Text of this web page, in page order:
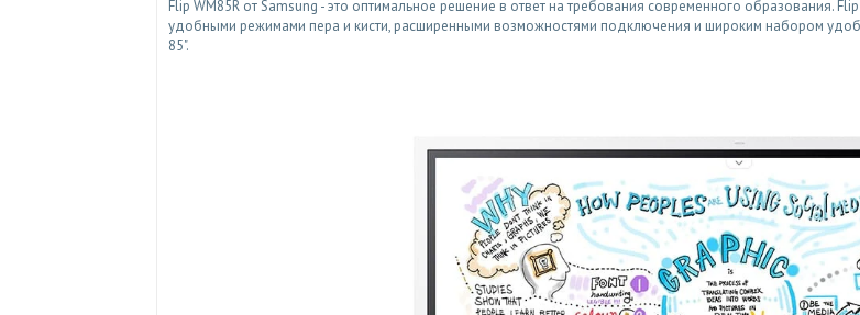
Flip WM85R от Samsung - это оптимальное решение в ответ на требования современного образования.
удобными режимами пера и кисти, расширенными возможностями подключения и широким набором
85".